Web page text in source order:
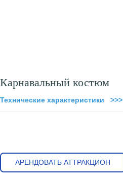
Карнавальный костюм
Технические характеристики >>>
АРЕНДОВАТЬ АТТРАКЦИОН